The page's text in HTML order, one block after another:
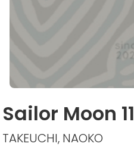
Sailor Moon 11
TAKEUCHI, NAOKO